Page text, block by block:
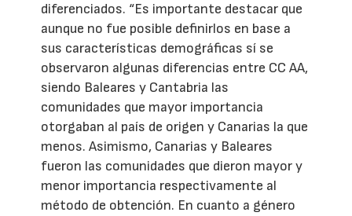
diferenciados. “Es importante destacar que
aunque no fue posible definirlos en base a
sus características demográficas sí se
observaron algunas diferencias entre CC AA,
siendo Baleares y Cantabria las
comunidades que mayor importancia
otorgaban al país de origen y Canarias la que
menos. Asimismo, Canarias y Baleares
fueron las comunidades que dieron mayor y
menor importancia respectivamente al
método de obtención. En cuanto a género